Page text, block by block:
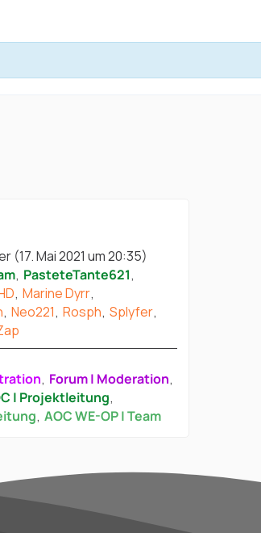
(17. Mai 2021 um 20:35)
PasteteTante621
Marine Dyrr
Neo221 Rosph Splyfer
Forum | Moderation
| Projektleitung
AOC WE-OP | Team